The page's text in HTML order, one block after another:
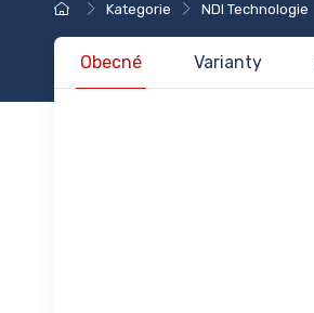
Kategorie NDI Technologie
Obecné Varianty